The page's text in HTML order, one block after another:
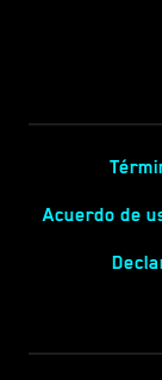
Acuerdo de